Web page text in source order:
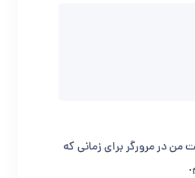
من در مرورگر برای زمانی که